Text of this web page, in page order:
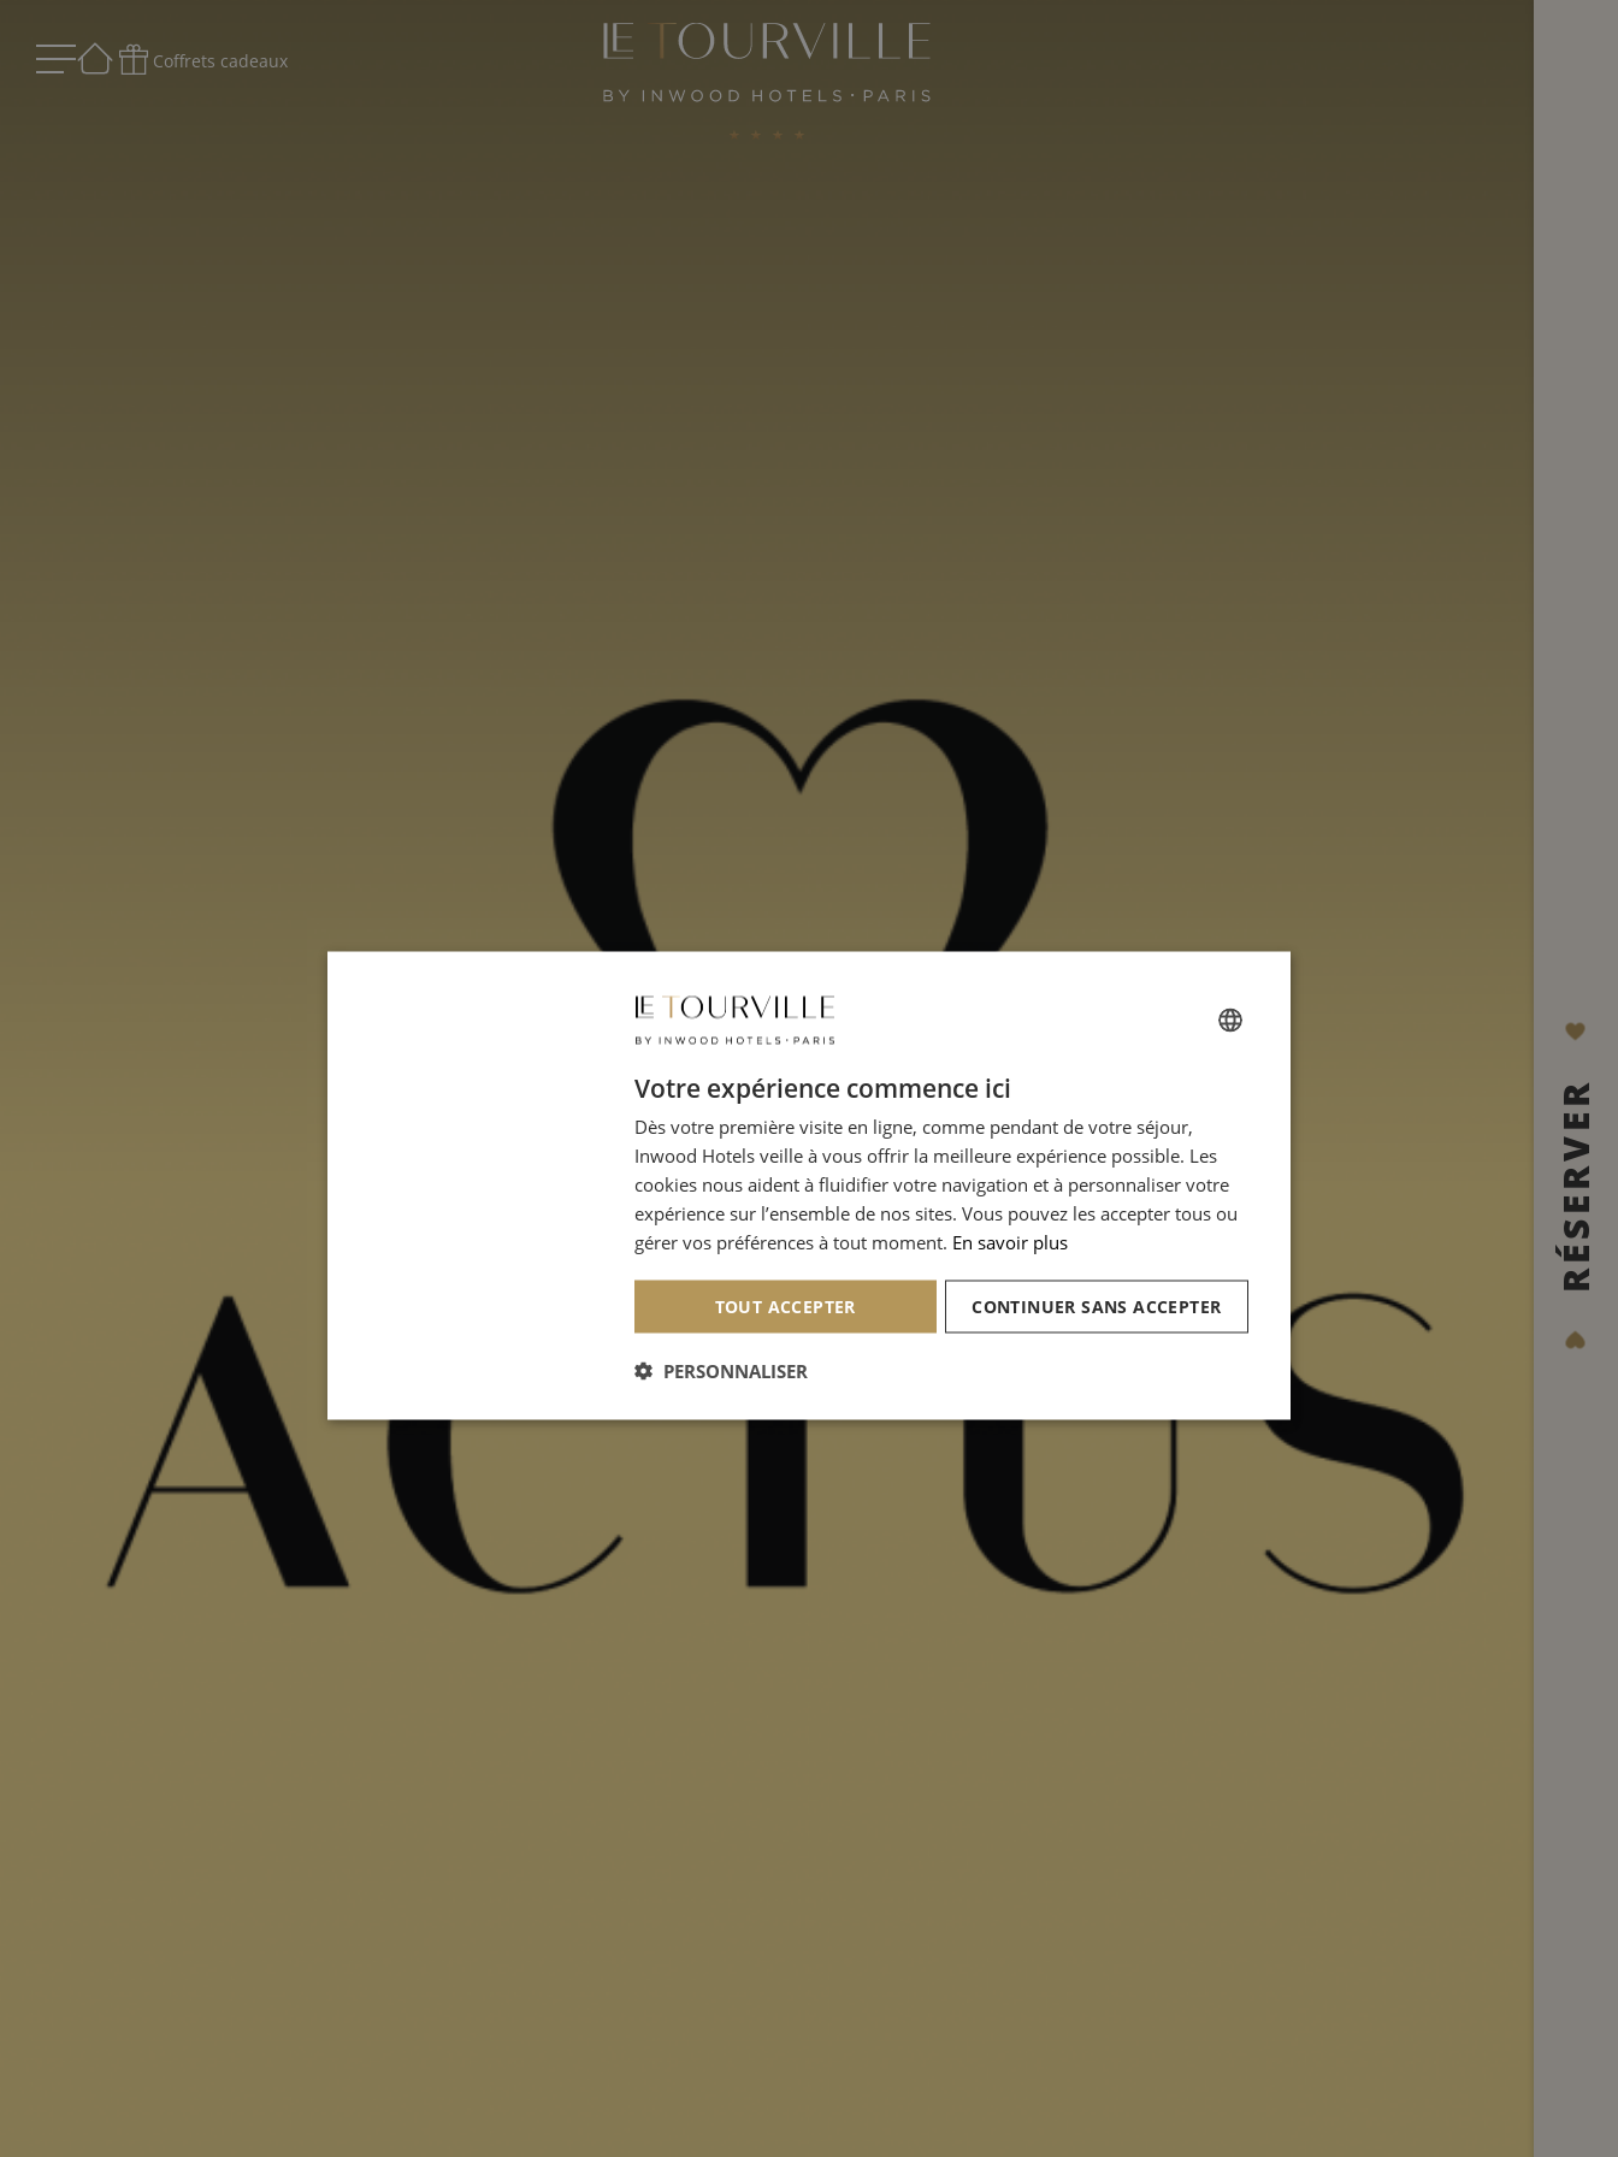
RÉSERVER
Coffrets cadeaux
ENGLISH
ITALIAN
CHINESE (SIMPLIFIED)
Votre expérience commence ici
Dès votre première visite en ligne, comme pendant de votre séjour,
Inwood Hotels veille à vous offrir la meilleure expérience possible. Les
cookies nous aident à fluidifier votre navigation et à personnaliser votre
expérience sur l’ensemble de nos sites. Vous pouvez les accepter tous ou
gérer vos préférences à tout moment. En savoir plus
TOUT ACCEPTER CONTINUER SANS ACCEPTER
PERSONNALISER